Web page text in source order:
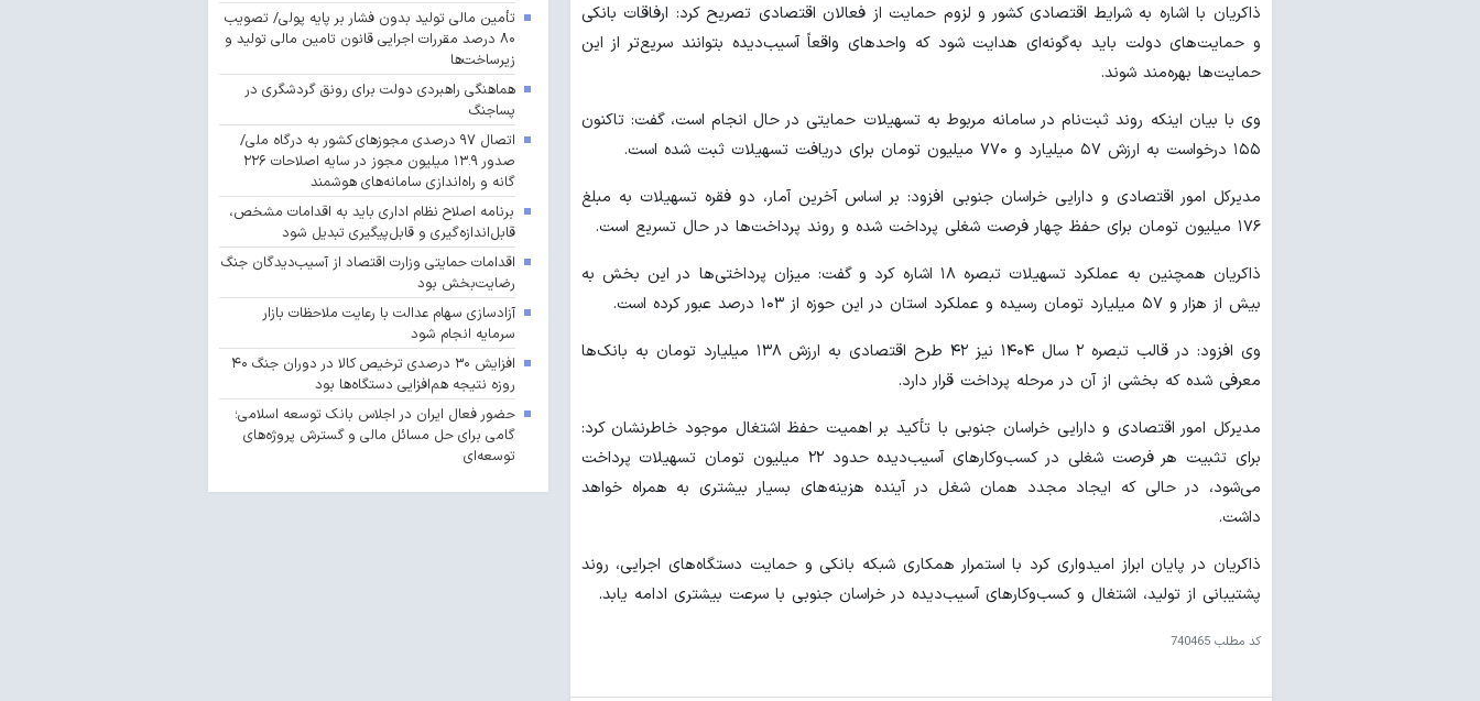
ذاکریان با اشاره به شرایط اقتصادی کشور و لزوم حمایت از فعالان اقتصادی تصریح کرد: ارفاقات بانکی
و حمایت‌های دولت باید به‌گونه‌ای هدایت شود که واحدهای واقعاً آسیب‌دیده بتوانند سریع‌تر از این
حمایت‌ها بهره‌مند شوند.
وی با بیان اینکه روند ثبت‌نام در سامانه مربوط به تسهیلات حمایتی در حال انجام است، گفت: تاکنون
۱۵۵ درخواست به ارزش ۵۷ میلیارد و ۷۷۰ میلیون تومان برای دریافت تسهیلات ثبت شده است.
مدیرکل امور اقتصادی و دارایی خراسان جنوبی افزود: بر اساس آخرین آمار، دو فقره تسهیلات به مبلغ
۱۷۶ میلیون تومان برای حفظ چهار فرصت شغلی پرداخت شده و روند پرداخت‌ها در حال تسریع است.
ذاکریان همچنین به عملکرد تسهیلات تبصره ۱۸ اشاره کرد و گفت: میزان پرداختی‌ها در این بخش به
بیش از هزار و ۵۷ میلیارد تومان رسیده و عملکرد استان در این حوزه از ۱۰۳ درصد عبور کرده است.
وی افزود: در قالب تبصره ۲ سال ۱۴۰۴ نیز ۴۲ طرح اقتصادی به ارزش ۱۳۸ میلیارد تومان به بانک‌ها
معرفی شده که بخشی از آن در مرحله پرداخت قرار دارد.
مدیرکل امور اقتصادی و دارایی خراسان جنوبی با تأکید بر اهمیت حفظ اشتغال موجود خاطرنشان کرد:
برای تثبیت هر فرصت شغلی در کسب‌وکارهای آسیب‌دیده حدود ۲۲ میلیون تومان تسهیلات پرداخت
می‌شود، در حالی که ایجاد مجدد همان شغل در آینده هزینه‌های بسیار بیشتری به همراه خواهد
داشت.
ذاکریان در پایان ابراز امیدواری کرد با استمرار همکاری شبکه بانکی و حمایت دستگاه‌های اجرایی، روند
پشتیبانی از تولید، اشتغال و کسب‌وکارهای آسیب‌دیده در خراسان جنوبی با سرعت بیشتری ادامه یابد.
کد مطلب 740465
تأمین مالی تولید بدون فشار بر پایه پولی/ تصویب
۸۰ درصد مقررات اجرایی قانون تامین مالی تولید و
زیرساخت‌ها
هماهنگی راهبردی دولت برای رونق گردشگری در
پساجنگ
اتصال ۹۷ درصدی مجوزهای کشور به درگاه ملی/
صدور ۱۳.۹ میلیون مجوز در سایه اصلاحات ۲۲۶
گانه و راه‌اندازی سامانه‌های هوشمند
برنامه اصلاح نظام اداری باید به اقدامات مشخص،
قابل‌اندازه‌گیری و قابل‌پیگیری تبدیل شود
اقدامات حمایتی وزارت اقتصاد از آسیب‌دیدگان جنگ
رضایت‌بخش بود
آزادسازی سهام عدالت با رعایت ملاحظات بازار
سرمایه انجام شود
افزایش ۳۰ درصدی ترخیص کالا در دوران جنگ ۴۰
روزه نتیجه هم‌افزایی دستگاه‌ها بود
حضور فعال ایران در اجلاس بانک توسعه اسلامی؛
گامی برای حل مسائل مالی و گسترش پروژه‌های
توسعه‌ای